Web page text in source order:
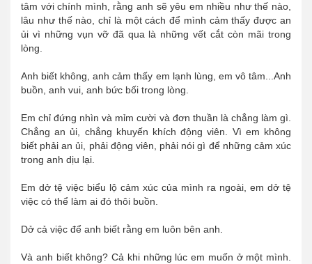
tâm với chính mình, rằng anh sẽ yêu em nhiều như thế nào,
lâu như thế nào, chỉ là một cách để mình cảm thấy được an
ủi vì những vụn vỡ đã qua là những vết cắt còn mãi trong
lòng.
Anh biết không, anh cảm thấy em lạnh lùng, em vô tâm...Anh
buồn, anh vui, anh bức bối trong lòng.
Em chỉ đứng nhìn và mỉm cười và đơn thuần là chẳng làm gì.
Chẳng an ủi, chẳng khuyến khích động viên. Vì em không
biết phải an ủi, phải động viên, phải nói gì để những cảm xúc
trong anh dịu lại.
Em dở tệ việc biểu lộ cảm xúc của mình ra ngoài, em dở tệ
việc có thể làm ai đó thôi buồn.
Dở cả việc để anh biết rằng em luôn bên anh.
Và anh biết không? Cả khi những lúc em muốn ở một mình.